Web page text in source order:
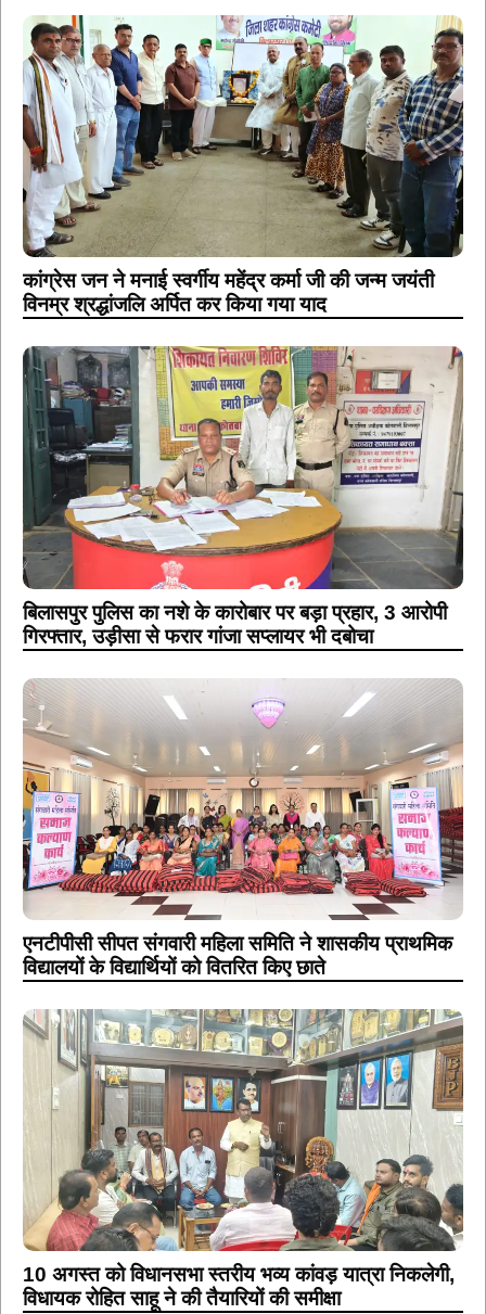
कांग्रेस जन ने मनाई स्वर्गीय महेंद्र कर्मा जी की जन्म जयंती
विनम्र श्रद्धांजलि अर्पित कर किया गया याद
बिलासपुर पुलिस का नशे के कारोबार पर बड़ा प्रहार, 3 आरोपी
गिरफ्तार, उड़ीसा से फरार गांजा सप्लायर भी दबोचा
एनटीपीसी सीपत संगवारी महिला समिति ने शासकीय प्राथमिक
विद्यालयों के विद्यार्थियों को वितरित किए छाते
10 अगस्त को विधानसभा स्तरीय भव्य कांवड़ यात्रा निकलेगी,
विधायक रोहित साहू ने की तैयारियों की समीक्षा